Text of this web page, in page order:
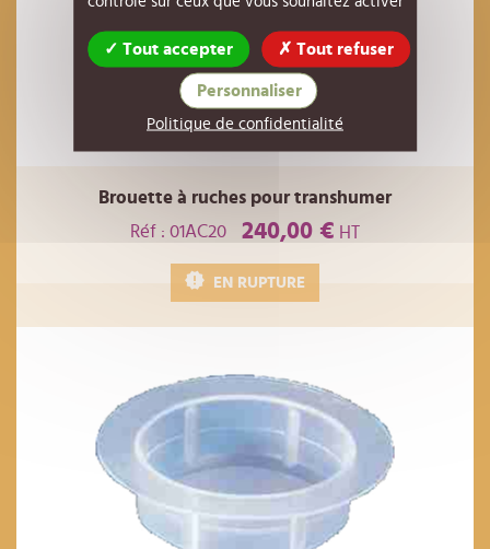
Brouette à ruches pour transhumer
Réf : 01AC20
240,00 € HT
EN RUPTURE
Tout accepter Tout refuser
Personnaliser
Politique de confidentialité